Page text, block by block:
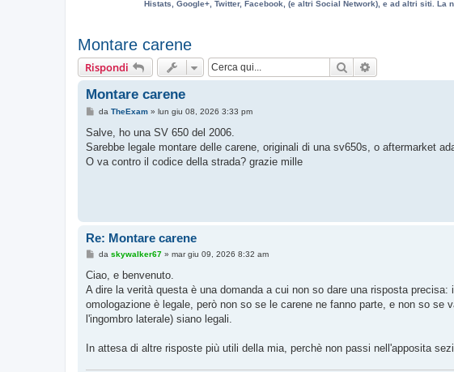
Histats, Google+, Twitter, Facebook, (e altri Social Network), e ad altri siti.
Montare carene
Rispondi Cerca
Montare carene
M
s
a
g
da TheExam» lun giu 08, 2026 3:33 pm
Salve, ho una SV 650 del 2006.
Sarebbe legale montare delle carene, originali di una sv650s, o aftermarket
O va contro il codice della strada? grazie mille
Re: Montare carene
M
s
a
g
i
da skywalker67» mar giu 09, 2026 8:32 am
Ciao, e benvenuto.
A dire la verità questa è una domanda a cui non so dare una risposta
omologazione è legale, però non so se le carene ne fanno parte, e non so se
l'ingombro laterale) siano legali.
In attesa di altre risposte più utili della mia, perchè non passi nell'apposita